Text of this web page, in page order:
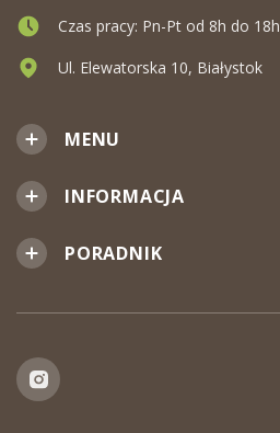
MENU
INFORMACJA
PORADNIK
Czas pracy: Pn-Pt od 8h do 18h
Ul. Elewatorska 10, Białystok